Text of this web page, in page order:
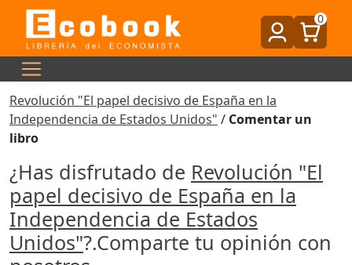
0
Revolución "El papel decisivo de España en la
Independencia de Estados Unidos" / Comentar un
libro
¿Has disfrutado de Revolución "El
papel decisivo de España en la
Independencia de Estados
Unidos"?.Comparte tu opinión con